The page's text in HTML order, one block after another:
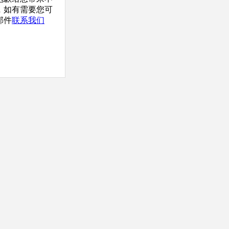
如有需要您可
件联系我们